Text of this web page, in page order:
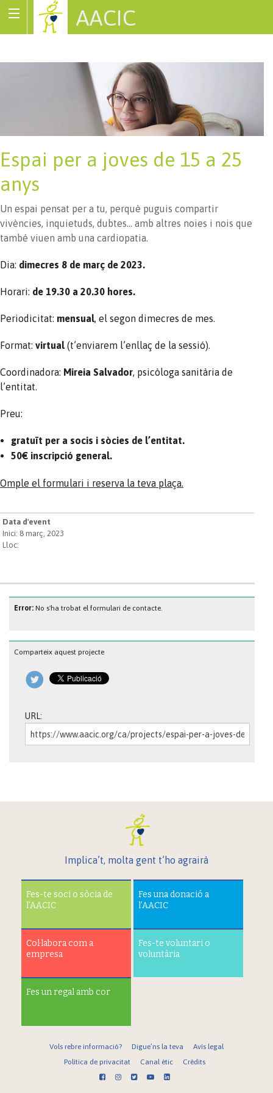
AACIC
Espai per a joves de 15 a 25
anys
Un espai pensat per a tu, perquè puguis compartir
vivències, inquietuds, dubtes… amb altres noies i nois que
també viuen amb una cardiopatia.
Dia: dimecres 8 de març de 2023.
Horari: de 19.30 a 20.30 hores.
Periodicitat: mensual, el segon dimecres de mes.
Format: virtual (t’enviarem l’enllaç de la sessió).
Coordinadora: Mireia Salvador, psicòloga sanitària de
l’entitat.
Preu:
gratuït per a socis i sòcies de l’entitat.
50€ inscripció general.
Omple el formulari i reserva la teva plaça.
Data d'event
Inici: 8 març, 2023
Lloc:
Error: No s'ha trobat el formulari de contacte.
Comparteix aquest projecte
URL:
Implica’t, molta gent t’ho agrairà
Fes-te soci o sòcia de
l’AACIC
Fes una donació a
l’AACIC
Col·labora com a
empresa
Fes-te voluntari o
voluntària
Fes un regal amb cor
Vols rebre informació? Digue’ns la teva
Avís legal
Política de privacitat
Canal ètic Crèdits